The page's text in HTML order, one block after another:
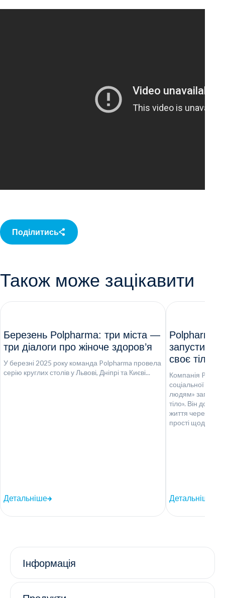
Поділитись
Також може зацікавити
Березень Polpharma: три міста —
три діалоги про жіноче здоров’я
У березні 2025 року команда Polpharma провела
серію круглих столів у Львові, Дніпрі та Києві...
Детальніше
Polpharma
запустили
своє тіло»
Компанія
соціальної
людям»
тіло». Він
життя через
прості щоденні
Детальніше
Інформація